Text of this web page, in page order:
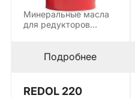
Минеральные масла
для редукторов
Подробнее
REDOL 220